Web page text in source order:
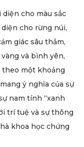
diện cho màu sắc
cho rừng núi,
giác sâu thẳm,
và bình yên,
một khoảng
ý nghĩa của sự
nam tính “xanh
trí tuệ và sự thông
khoa học chứng